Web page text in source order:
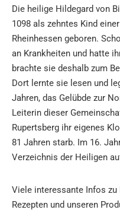
Die heilige Hildegard von
1098 als zehntes Kind
Rheinhessen geboren.
an Krankheiten und hatte
brachte sie deshalb zum
Dort lernte sie lesen und
Jahren, das Gelübde zur
Leiterin dieser
Rupertsberg ihr eigenes
81 Jahren starb. Im 16.
Verzeichnis der Heiligen
Viele interessante Infos zu
Rezepten und unseren